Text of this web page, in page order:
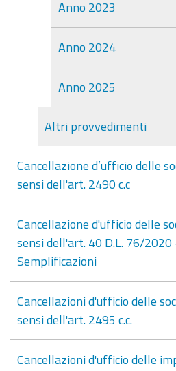
Anno 2023
Anno 2024
Anno 2025
Altri provvedimenti
Cancellazione d’ufficio delle
sensi dell'art. 2490 c.c
Cancellazione d'ufficio delle
sensi dell'art. 40 D.L. 76/2020
Semplificazioni
Cancellazioni d'ufficio delle
sensi dell'art. 2495 c.c.
Cancellazioni d'ufficio delle